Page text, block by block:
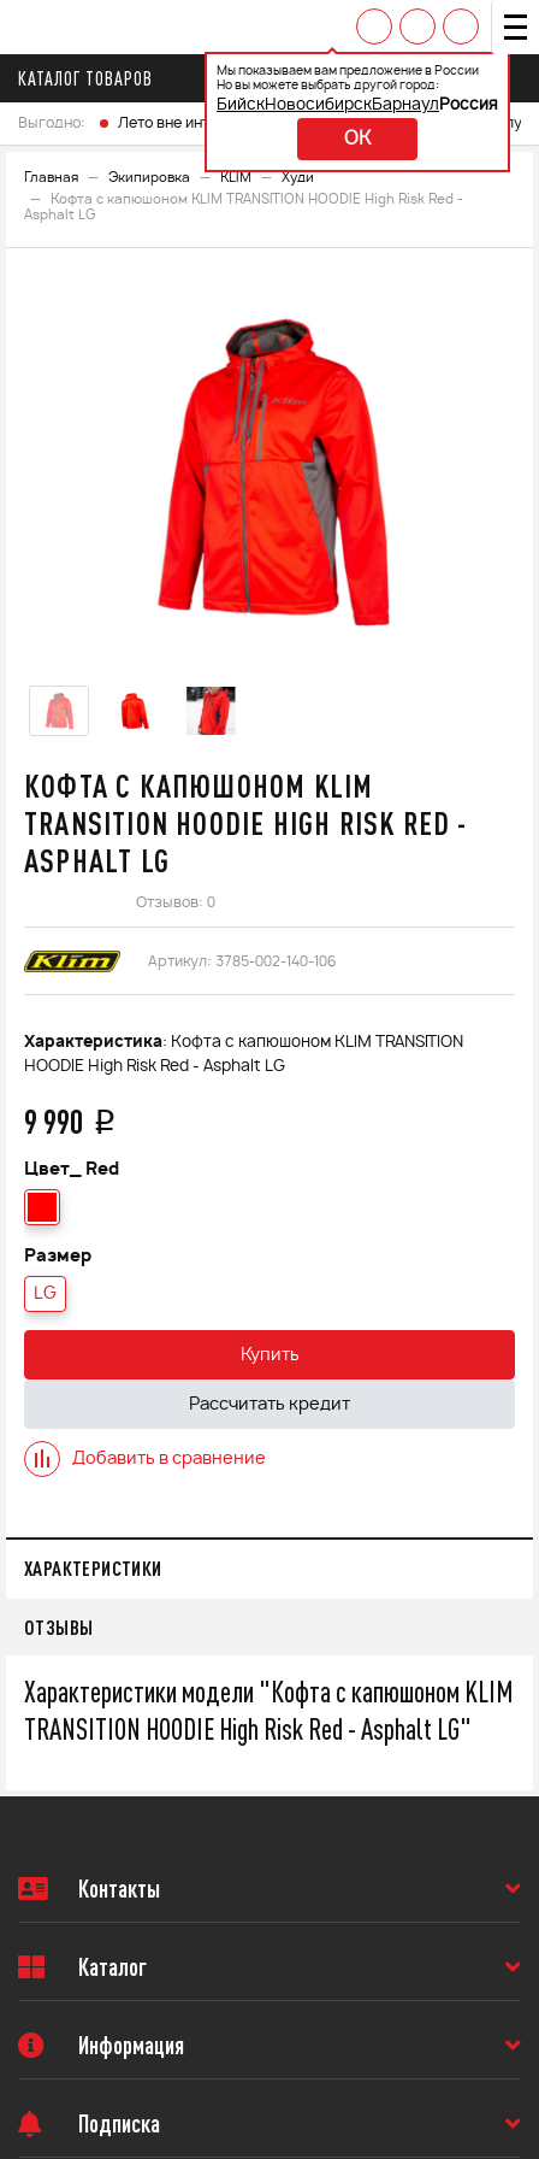
Мы показываем вам предложение в России
Но вы можете выбрать другой город:
БийскНовосибирскБарнаул Россия
OK
КАТАЛОГ ТОВАРОВ
Выгодно: Лето вне интренета Выберите свой мотоцикл и
Главная Экипировка KLIM
Худи
Кофта с капюшоном KLIM TRANSITION HOODIE High Risk Red -
Asphalt LG
КОФТА С КАПЮШОНОМ KLIM
TRANSITION HOODIE HIGH RISK RED -
ASPHALT LG
Отзывов: 0
Артикул: 3785-002-140-106
Характеристика: Кофта с капюшоном KLIM TRANSITION
HOODIE High Risk Red - Asphalt LG
9 990 q
Цвет_ Red
Размер
LG
Купить
Рассчитать кредит
Добавить в сравнение
ХАРАКТЕРИСТИКИ
ОТЗЫВЫ
Характеристики модели "Кофта с капюшоном KLIM
TRANSITION HOODIE High Risk Red - Asphalt LG"
Контакты
Каталог
Информация
Подписка